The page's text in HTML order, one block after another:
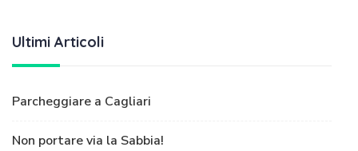
Ultimi Articoli
Parcheggiare a Cagliari
Non portare via la Sabbia!